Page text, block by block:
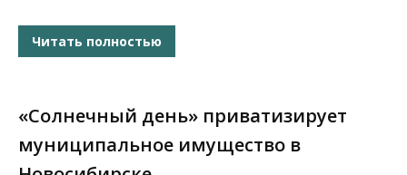
Читать полностью
«Солнечный день» приватизирует
муниципальное имущество в